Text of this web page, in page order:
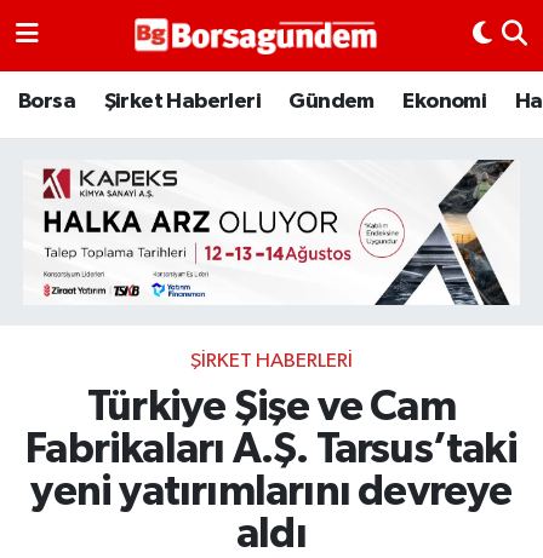
Borsa Şirket Haberleri Gündem Ekonomi
ŞIRKET HABERLERI
Türkiye Şişe ve Cam
Fabrikaları A.Ş. Tarsus’taki
yeni yatırımlarını devreye
aldı
Borsa
Emtia
Galeri
Bitcoin
Şirket Haberleri